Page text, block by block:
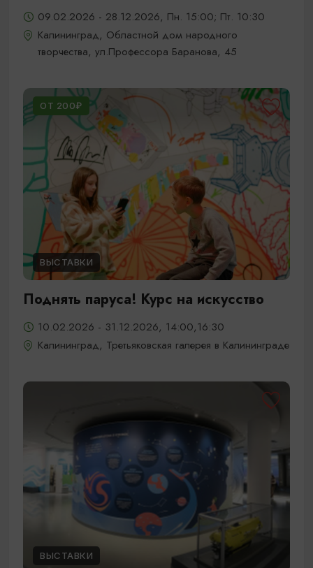
09.02.2026 - 28.12.2026, Пн. 15:00; Пт. 10:30
Калининград, Областной дом народного
творчества, ул.Профессора Баранова, 45
ОТ 200₽
ВЫСТАВКИ
Поднять паруса! Курс на искусство
10.02.2026 - 31.12.2026, 14:00,16:30
Калининград, Третьяковская галерея в Калининграде
ВЫСТАВКИ